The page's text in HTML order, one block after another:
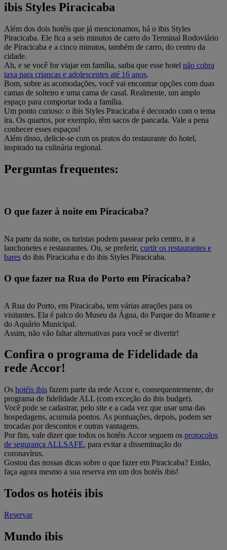
ibis Styles Piracicaba
Além dos dois hotéis que já mencionamos, há o ibis Styles
Piracicaba. Ele fica a seis minutos de carro do Terminal Rodoviário
de Piracicaba e a cinco minutos, também de carro, do centro da
cidade.
Ah, e se você for viajar em família, saiba que esse hotel não cobra
taxa para crianças e adolescentes até 16 anos.
Bom, sobre as acomodações, você vai encontrar opções com duas
camas de solteiro e uma cama de casal. Realmente, um amplo
espaço para comportar toda a família.
Um ponto curioso: o ibis Styles Piracicaba é decorado com o tema
ira. Os quartos, por exemplo, têm sacos de pancada. Vale a pena
conhecer esses espaços!
Além disso, delicie-se com os pratos do restaurante do hotel,
inspirado na culinária regional.
Perguntas frequentes:
O que fazer à noite em Piracicaba?
Na parte da noite, os turistas podem passear pelo centro, ir a
lanchonetes e restaurantes. Ou, se preferir, curtir os restaurantes e
bares do ibis Piracicaba e do ibis Styles Piracicaba.
O que fazer na Rua do Porto em Piracicaba?
A Rua do Porto, em Piracicaba, tem várias atrações para os
visitantes. Ela é palco do Museu da Água, do Parque do Mirante e
do Aquário Municipal.
Assim, não vão faltar alternativas para você se divertir!
Confira o programa de Fidelidade da
rede Accor!
Os hotéis ibis fazem parte da rede Accor e, consequentemente, do
programa de fidelidade ALL (com exceção do ibis budget).
Você pode se cadastrar, pelo site e a cada vez que usar uma das
hospedagens, acumula pontos. As pontuações, depois, podem ser
trocadas por descontos e outras vantagens.
Por fim, vale dizer que todos os hotéis Accor seguem os protocolos
de segurança ALLSAFE, para evitar a disseminação do
coronavírus.
Gostou das nossas dicas sobre o que fazer em Piracicaba? Então,
faça agora mesmo a sua reserva em um dos hotéis ibis!
Todos os hotéis ibis
Reservar
Mundo ibis